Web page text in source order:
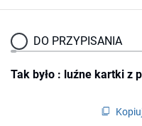
DO PRZYPISANIA
Tak było : luźne kartki z